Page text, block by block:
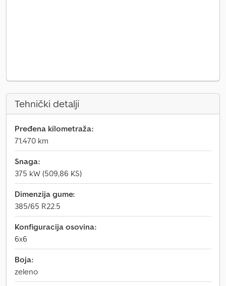
Tehnički detalji
Pređena kilometraža:
71.470 km
Snaga:
375 kW (509,86 KS)
Dimenzija gume:
385/65 R22.5
Konfiguracija osovina:
6x6
Boja:
zeleno